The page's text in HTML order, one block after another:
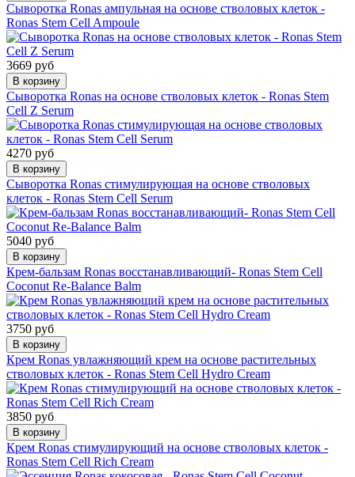
Сыворотка Ronas ампульная на основе стволовых клеток -
Ronas Stem Cell Ampoule
3669 руб
В корзину
Сыворотка Ronas на основе стволовых клеток - Ronas Stem
Cell Z Serum
4270 руб
В корзину
Сыворотка Ronas стимулирующая на основе стволовых
клеток - Ronas Stem Cell Serum
5040 руб
В корзину
Крем-бальзам Ronas восстанавливающий- Ronas Stem Cell
Coconut Re-Balance Balm
3750 руб
В корзину
Крем Ronas увлажняющий крем на основе растительных
стволовых клеток - Ronas Stem Cell Hydro Cream
3850 руб
В корзину
Крем Ronas стимулирующий на основе стволовых клеток -
Ronas Stem Cell Rich Cream